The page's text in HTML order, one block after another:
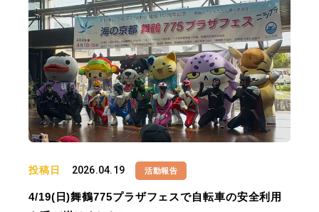
投稿日 2026.04.19 活動報告
4/19(日)舞鶴775プラザフェスで自転車の安全利用